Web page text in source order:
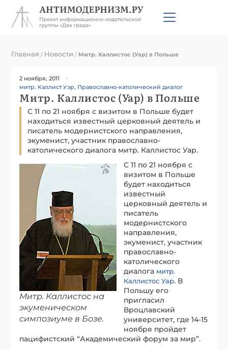
Главная / Новости / Митр. Каллистос (Уар) в Польше
2 ноября, 2011
митр. Каллист Уэр, Православно-католический диалог
Митр. Каллистос (Уар) в Польше
С 11 по 21 ноября с визитом в Польше будет
находиться известный церковный деятель и
писатель модернистского направления,
экуменист, участник православно-
католического диалога митр. Каллистос Уар.
Митр. Каллистос на
экуменическом
симпозиуме в Бозе.
С 11 по 21 ноября с
визитом в Польше
будет находиться
известный
церковный деятель и
писатель
модернистского
направления,
экуменист, участник
православно-
католического
диалога митр.
Каллистос Уар. В
Польшу его
пригласил
Вроцлавский
университет, где 14-15
ноября пройдет
пацифистский “Академический форум за мир”.